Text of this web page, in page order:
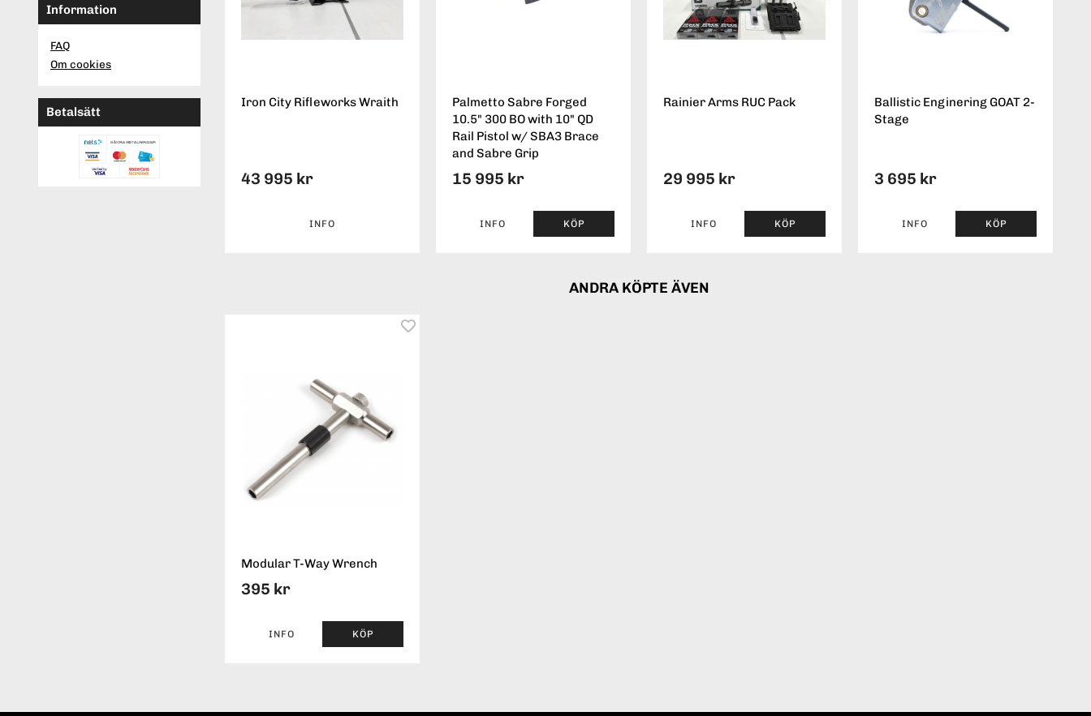
Information
FAQ
Om cookies
Betalsätt
Iron City Rifleworks Wraith
43 995 kr
INFO
Palmetto Sabre Forged
10.5" 300 BO with 10" QD
Rail Pistol w/ SBA3 Brace
and Sabre Grip
15 995 kr
INFO KÖP
Rainier Arms RUC Pack
29 995 kr
INFO KÖP
Ballistic Enginering GOAT 2-
Stage
3 695 kr
INFO KÖP
ANDRA KÖPTE ÄVEN
Modular T-Way Wrench
395 kr
INFO KÖP